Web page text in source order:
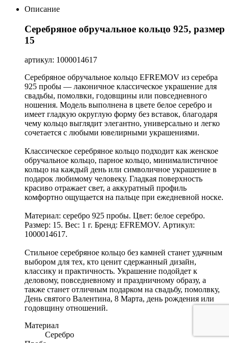
Описание
Серебряное обручальное кольцо 925, размер
15
артикул: 1000014617
Серебряное обручальное кольцо EFREMOV из серебра
925 пробы — лаконичное классическое украшение для
свадьбы, помолвки, годовщины или повседневного
ношения. Модель выполнена в цвете белое серебро и
имеет гладкую округлую форму без вставок, благодаря
чему кольцо выглядит элегантно, универсально и легко
сочетается с любыми ювелирными украшениями.
Классическое серебряное кольцо подходит как женское
обручальное кольцо, парное кольцо, минималистичное
кольцо на каждый день или символичное украшение в
подарок любимому человеку. Гладкая поверхность
красиво отражает свет, а аккуратный профиль
комфортно ощущается на пальце при ежедневной носке.
Материал: серебро 925 пробы. Цвет: белое серебро.
Размер: 15. Вес: 1 г. Бренд: EFREMOV. Артикул:
1000014617.
Стильное серебряное кольцо без камней станет удачным
выбором для тех, кто ценит сдержанный дизайн,
классику и практичность. Украшение подойдет к
деловому, повседневному и праздничному образу, а
также станет отличным подарком на свадьбу, помолвку,
День святого Валентина, 8 Марта, день рождения или
годовщину отношений.
Материал
Серебро